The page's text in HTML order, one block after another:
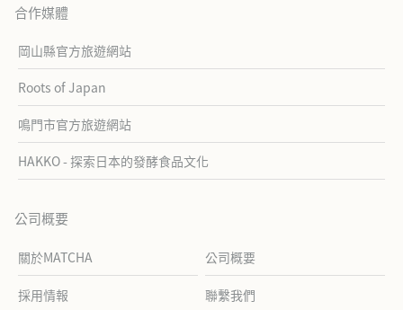
合作媒體
岡山縣官方旅遊網站
Roots of Japan
鳴門市官方旅遊網站
HAKKO - 探索日本的發酵食品文化
公司概要
關於MATCHA 公司概要
採用情報 聯繫我們